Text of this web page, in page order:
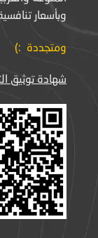
وبأسعار
ومتجددة :)
شهادة توثيق